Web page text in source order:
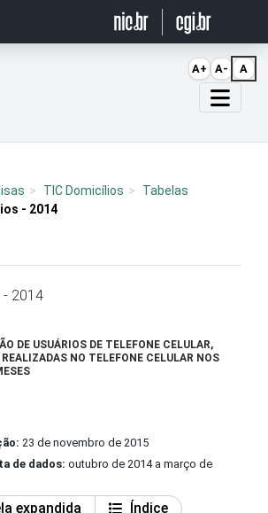
TIC Domicílios
Tabelas
- 2014
- 2014
DE USUÁRIOS DE TELEFONE CELULAR,
NO TELEFONE CELULAR NOS
23 de novembro de 2015
de dados: outubro de 2014 a março de
expandida
Índice
A+ A- A